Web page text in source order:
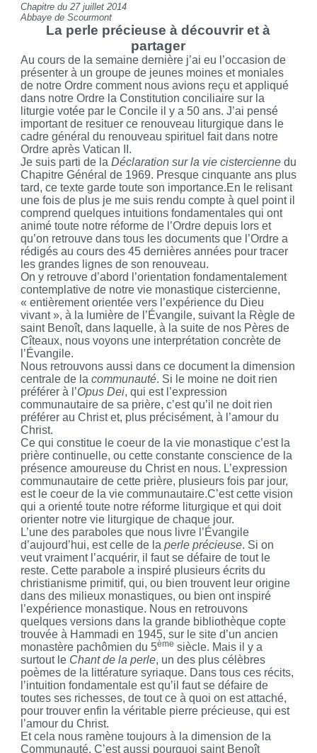
Chapitre du 27 juillet 2014
Abbaye de Scourmont
La perle précieuse à découvrir et à
partager
Au cours de la semaine dernière j’ai eu l’occasion de
présenter à un groupe de jeunes moines et moniales
de notre Ordre comment nous avions reçu et appliqué
dans notre Ordre la Constitution conciliaire sur la
liturgie votée par le Concile il y a 50 ans. J’ai pensé
important de resituer ce renouveau liturgique dans le
cadre général du renouveau spirituel fait dans notre
Ordre après Vatican II.
Je suis parti de la Déclaration sur la vie cisterciennedu
Chapitre Général de 1969. Presque cinquante ans plus
tard, ce texte garde toute son importance.En le relisant
une fois de plus je me suis rendu compte à quel point il
comprend quelques intuitions fondamentales qui ont
animé toute notre réforme de l’Ordre depuis lors et
qu’on retrouve dans tous les documents que l’Ordre a
rédigés au cours des 45 dernières années pour tracer
les grandes lignes de son renouveau.
On y retrouve d’abord l’orientation fondamentalement
contemplative de notre vie monastique cistercienne,
« entièrement orientée vers l’expérience du Dieu
vivant », à la lumière de l’Évangile, suivant la Règle de
saint Benoît, dans laquelle, à la suite de nos Pères de
Cîteaux, nous voyons une interprétation concrète de
l’Évangile.
Nous retrouvons aussi dans ce document la dimension
centrale de la communauté. Si le moine ne doit rien
préférer à l’Opus Dei, qui est l’expression
communautaire de sa prière, c’est qu’il ne doit rien
préférer au Christ et, plus précisément, à l’amour du
Christ.
Ce qui constitue le coeur de la vie monastique c’est la
prière continuelle, ou cette constante conscience de la
présence amoureuse du Christ en nous. L’expression
communautaire de cette prière, plusieurs fois par jour,
est le coeur de la vie communautaire.C’est cette vision
qui a orienté toute notre réforme liturgique et qui doit
orienter notre vie liturgique de chaque jour.
L’une des paraboles que nous livre l’Évangile
d’aujourd’hui, est celle de la perle précieuse. Si on
veut vraiment l’acquérir, il faut se défaire de tout le
reste. Cette parabole a inspiré plusieurs écrits du
christianisme primitif, qui, ou bien trouvent leur origine
dans des milieux monastiques, ou bien ont inspiré
l’expérience monastique. Nous en retrouvons
quelques versions dans la grande bibliothèque copte
trouvée à Hammadi en 1945, sur le site d’un ancien
monastère pachômien du 5ème siècle. Mais il y a
surtout le Chant de la perle, un des plus célèbres
poèmes de la littérature syriaque. Dans tous ces récits,
l’intuition fondamentale est qu’il faut se défaire de
toutes ses richesses, de tout ce à quoi on est attaché,
pour trouver enfin la véritable pierre précieuse, qui est
l’amour du Christ.
Et cela nous ramène toujours à la dimension de la
Communauté. C’est aussi pourquoi saint Benoît